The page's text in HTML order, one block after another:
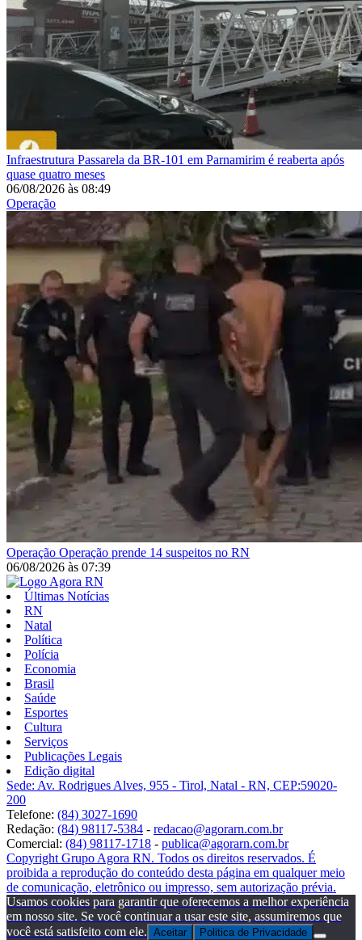
Infraestrutura Passarela da BR-101 em Parnamirim é reaberta após
quase quatro meses
06/08/2026 às 08:49
Operação
Operação Operação prende 14 suspeitos no RN
06/08/2026 às 07:39
Últimas Notícias
RN
Natal
Política
Polícia
Economia
Brasil
Saúde
Esportes
Cultura
Serviços
Publicações Legais
Edição digital
Sede: Av. Rodrigues Alves, 955 - Tirol, Natal - RN, CEP:59020-
200
Telefone: (84) 3027-1690
Redação: (84) 98117-5384 - redacao@agorarn.com.br
Comercial: (84) 98117-1718 - publica@agorarn.com.br
Copyright Grupo Agora RN. Todos os direitos reservados. É
proibida a reprodução do conteúdo desta página em qualquer meio
de comunicação, eletrônico ou impresso, sem autorização prévia.
Usamos cookies para garantir que oferecemos a melhor experiência
em nosso site. Se você continuar a usar este site, assumiremos que
você está satisfeito com ele. Aceitar Politica de Privacidade